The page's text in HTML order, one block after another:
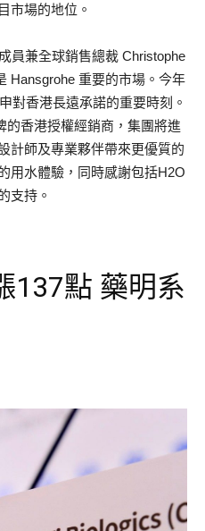
市場的地位。
員兼全球銷售總裁 Christophe
Hansgrohe 重要的市場。今年
對香港長遠承諾的重要時刻。
的香港授權經銷商，集團將進
計師及專業夥伴帶來更優質的
用水體驗，同時感謝包括H2O
支持。
137點 藥明系